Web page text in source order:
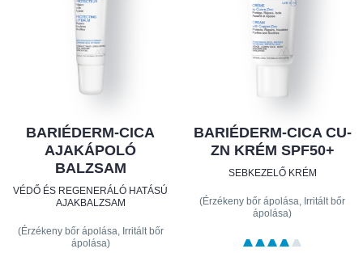
BARIÉDERM-CICA
AJAKÁPOLÓ
BALZSAM
VÉDŐ ÉS REGENERÁLÓ HATÁSÚ
AJAKBALZSAM
(Érzékeny bőr ápolása, Irritált bőr
ápolása)
BARIÉDERM-CICA CU-
ZN KRÉM SPF50+
SEBKEZELŐ KRÉM
(Érzékeny bőr ápolása, Irritált bőr
ápolása)